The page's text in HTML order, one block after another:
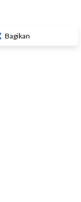
Bagikan